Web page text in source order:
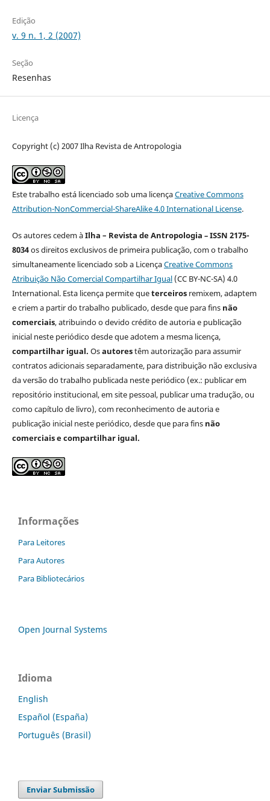
Edição
v. 9 n. 1, 2 (2007)
Seção
Resenhas
Licença
Copyright (c) 2007 Ilha Revista de Antropologia
Este trabalho está licenciado sob uma licençaCreative Commons
Attribution-NonCommercial-ShareAlike 4.0 International License.
Os autores cedem àIlha – Revista de Antropologia –ISSN 2175-
8034os direitos exclusivos de primeira publicação, com o trabalho
simultaneamente licenciado sob a LicençaCreative Commons
Atribuição Não Comercial Compartilhar Igual(CC BY-NC-SA) 4.0
International. Esta licença permite queterceirosremixem, adaptem
e criem a partir do trabalho publicado, desde que para fins não
comerciais, atribuindo o devido crédito de autoria e publicação
inicial neste periódico desde que adotem a mesma licença,
compartilhar igual. Osautorestêm autorização para assumir
contratos adicionais separadamente, para distribuição não exclusiva
da versão do trabalho publicada neste periódico (ex.: publicar em
repositório institucional, em site pessoal, publicar uma tradução, ou
como capítulo de livro), com reconhecimento de autoria e
publicação inicial neste periódico, desde que para fins não
comerciais e compartilhar igual.
Informações
Para Leitores
Para Autores
Para Bibliotecários
Open Journal Systems
Idioma
English
Español (España)
Português (Brasil)
Enviar Submissão